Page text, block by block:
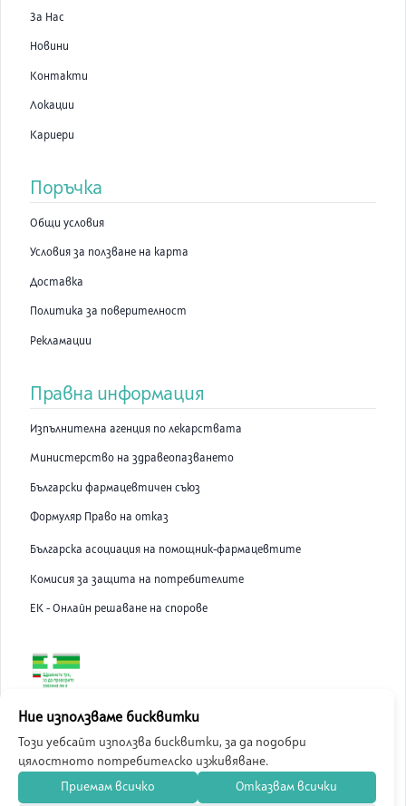
За Нас
Новини
Контакти
Локации
Кариери
Поръчка
Общи условия
Условия за ползване на карта
Доставка
Политика за поверителност
Рекламации
Правна информация
Изпълнителна агенция по лекарствата
Министерство на здравеопазването
Български фармацевтичен съюз
Формуляр Право на отказ
Българска асоциация на помощник-фармацевтите
Комисия за защита на потребителите
ЕК - Онлайн решаване на спорове
ABC Pharmacy онлайн аптека е лицензирана от Изпълнителна
Агенция по Лекарствата.
© 2026 ABC Pharmacy
Ние използваме бисквитки
Този уебсайт използва бисквитки, за да подобри
цялостното потребителско изживяване.
Приемам всичко
Отказвам всички